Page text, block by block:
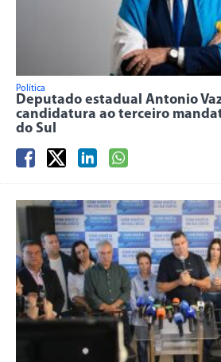
Política
Deputado estadual Antonio
candidatura ao terceiro
do Sul